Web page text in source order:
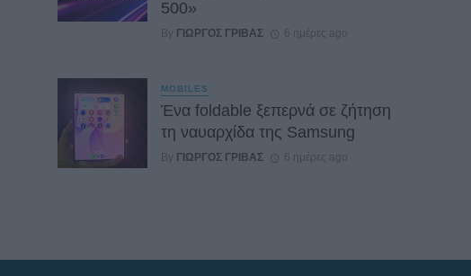
500»
By ΓΙΏΡΓΟΣ ΓΡΊΒΑΣ 6 ημέρες ago
MOBILES
Ένα foldable ξεπερνά σε ζήτηση
τη ναυαρχίδα της Samsung
By ΓΙΏΡΓΟΣ ΓΡΊΒΑΣ 6 ημέρες ago